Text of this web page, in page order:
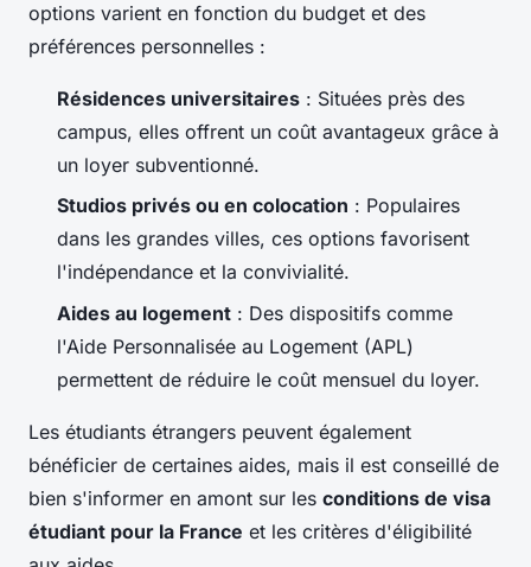
options varient en fonction du budget et des
préférences personnelles :
Résidences universitaires : Situées près des
campus, elles offrent un coût avantageux grâce à
un loyer subventionné.
Studios privés ou en colocation : Populaires
dans les grandes villes, ces options favorisent
l'indépendance et la convivialité.
Aides au logement : Des dispositifs comme
l'Aide Personnalisée au Logement (APL)
permettent de réduire le coût mensuel du loyer.
Les étudiants étrangers peuvent également
bénéficier de certaines aides, mais il est conseillé de
bien s'informer en amont sur les conditions de visa
étudiant pour la France et les critères d'éligibilité